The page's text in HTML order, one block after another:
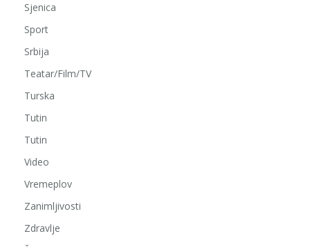
Sjenica
Sport
Srbija
Teatar/Film/TV
Turska
Tutin
Tutin
Video
Vremeplov
Zanimljivosti
Zdravlje